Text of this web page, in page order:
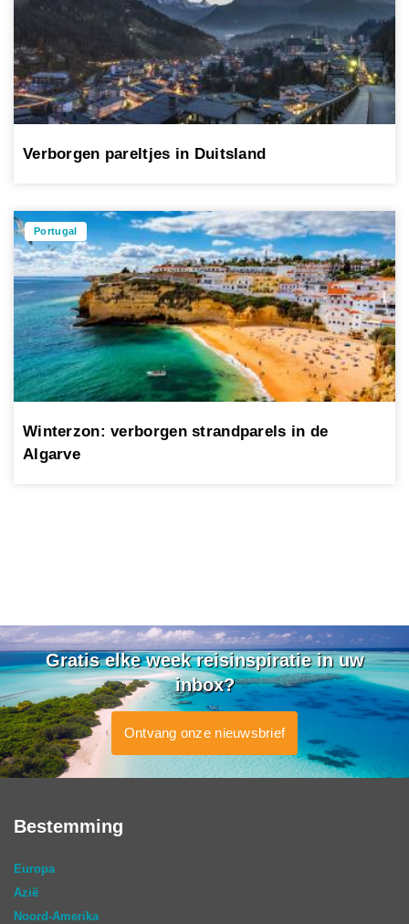
Verborgen pareltjes in Duitsland
Portugal
Winterzon: verborgen strandparels in de
Algarve
Gratis elke week reisinspiratie in uw
inbox?
Ontvang onze nieuwsbrief
Bestemming
Europa
Azië
Noord-Amerika